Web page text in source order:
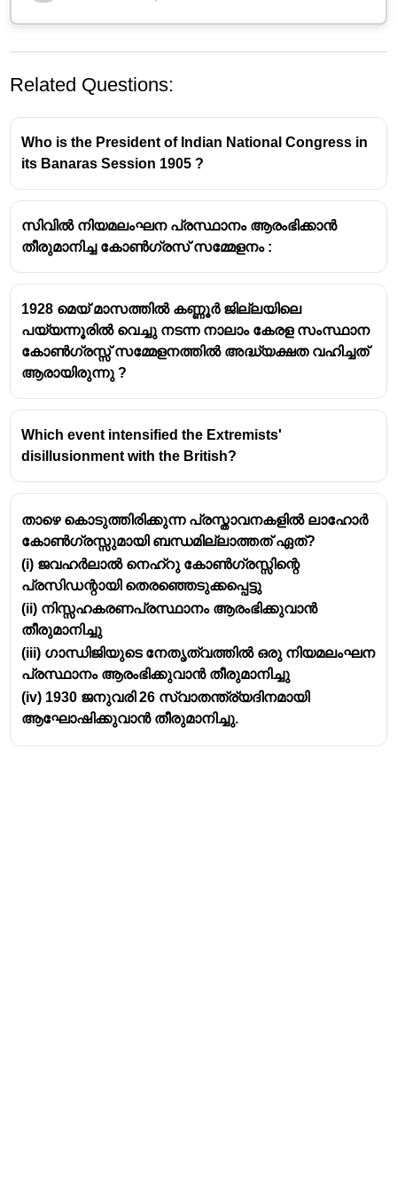
Related Questions:
Who is the President of Indian National Congress in
its Banaras Session 1905 ?
സിവിൽ നിയമലംഘന പ്രസ്ഥാനം ആരംഭിക്കാൻ
തീരുമാനിച്ച കോൺഗ്രസ് സമ്മേളനം :
1928 മെയ് മാസത്തിൽ കണ്ണൂർ ജില്ലയിലെ
പയ്യന്നൂരിൽ വെച്ചു നടന്ന നാലാം കേരള സംസ്ഥാന
കോൺഗ്രസ്സ് സമ്മേളനത്തിൽ അദ്ധ്യക്ഷത വഹിച്ചത്
ആരായിരുന്നു ?
Which event intensified the Extremists'
disillusionment with the British?
താഴെ കൊടുത്തിരിക്കുന്ന പ്രസ്താവനകളിൽ ലാഹോർ
കോൺഗ്രസ്സുമായി ബന്ധമില്ലാത്തത് ഏത്?
(i) ജവഹർലാൽ നെഹ്റു കോൺഗ്രസ്സിന്റെ
പ്രസിഡന്റായി തെരഞ്ഞെടുക്കപ്പെട്ടു
(ii) നിസ്സഹകരണപ്രസ്ഥാനം ആരംഭിക്കുവാൻ
തീരുമാനിച്ചു
(iii) ഗാന്ധിജിയുടെ നേതൃത്വത്തിൽ ഒരു നിയമലംഘന
പ്രസ്ഥാനം ആരംഭിക്കുവാൻ തീരുമാനിച്ചു
(iv) 1930 ജനുവരി 26 സ്വാതന്ത്ര്യദിനമായി
ആഘോഷിക്കുവാൻ തീരുമാനിച്ചു.